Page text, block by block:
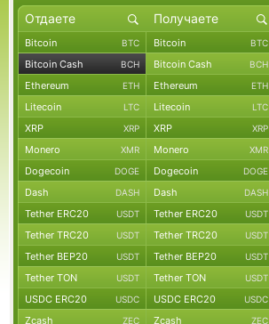
Bitcoin BTC Bitcoin BTC
Bitcoin Cash BCH Bitcoin Cash BCH
Ethereum ETH Ethereum ETH
Litecoin LTC Litecoin LTC
XRP XRP XRP XRP
Monero XMR Monero XMR
Dogecoin DOGE Dogecoin DOGE
Dash DASH Dash DASH
Tether ERC20 USDT Tether ERC20 USDT
Tether TRC20 USDT Tether TRC20 USDT
Tether BEP20 USDT Tether BEP20 USDT
Tether TON USDT Tether TON USDT
USDC ERC20 USDC USDC ERC20 USDC
Zcash ZEC Zcash ZEC